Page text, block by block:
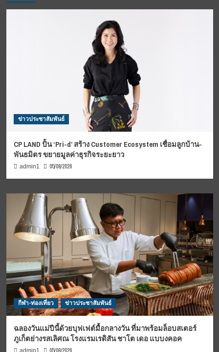
ข่าวประชาสัมพันธ์
CP LAND ปั้น ‘Pri-d’ สร้าง Customer Ecosystem เชื่อมลูกบ้าน-
พันธมิตร ขยายมูลค่าธุรกิจระยะยาว
admin1 05/08/2026
กีฬา-ท่องเที่ยว ข่าวประชาสัมพันธ์
ฉลองวันแม่ปีนี้ด้วยบุฟเฟต์มื้อกลางวัน ที่มาพร้อมล็อบสเตอร์
ภูเก็ตย่างรสเลิศณ โรงแรมเรดิสัน ชาโต เดอ แบบงคอค